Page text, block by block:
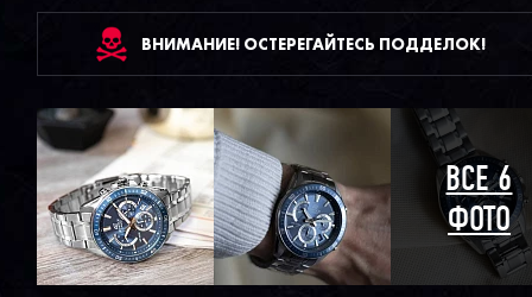
ВНИМАНИЕ! ОСТЕРЕГАЙТЕСЬ ПОДДЕЛОК!
ВСЕ 6
ФОТО